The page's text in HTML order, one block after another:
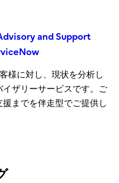
and Support
様に対し、現状を分析し
ザリーサービスです。ご
までを伴走型でご提供し